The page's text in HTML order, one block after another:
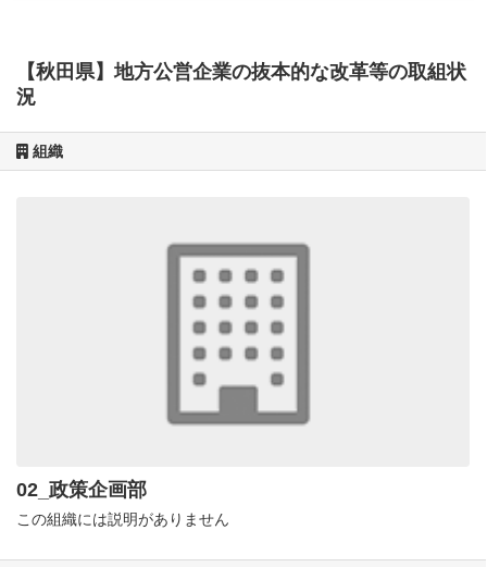
【秋田県】地方公営企業の抜本的な改革等の取組状
況
組織
02_政策企画部
この組織には説明がありません